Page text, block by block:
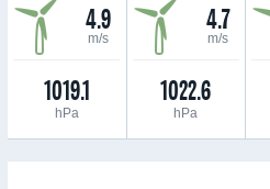
4.9
m/s
1019.1
hPa
4.7
m/s
1022.6
hPa